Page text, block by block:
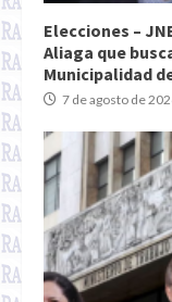
Elecciones –
Aliaga que
Municipalidad
7 de agosto de